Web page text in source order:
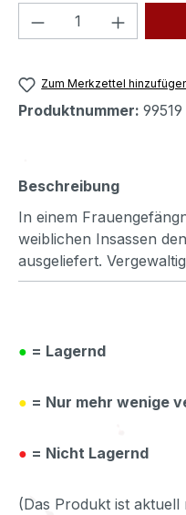
Produkt
Zum Merkzettel
Produktnummer: 99519
Beschreibung
In einem
weiblichen Insassen
ausgeliefert.
● = Lagernd
● = Nur mehr wenige
● = Nicht Lagernd
(Das Produkt ist